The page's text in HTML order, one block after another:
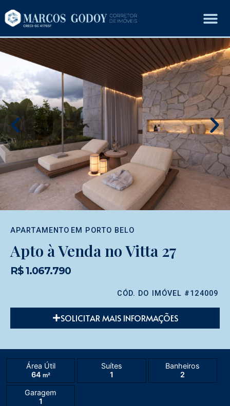
APARTAMENTO EM PORTO BELO
Apto à Venda no Vitta 27
R$ 1.067.790
CÓD. DO IMÓVEL #124009
SOLICITAR MAIS INFORMAÇÕES
Área Útil
64 m²
Suítes
1
Banheiros
2
Garagem
1